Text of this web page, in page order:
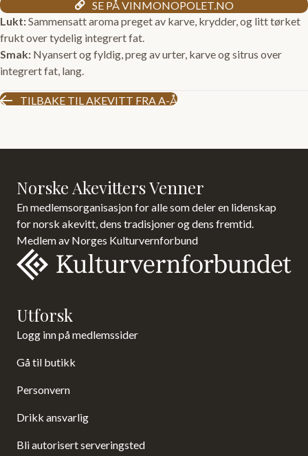
SE PÅ VINMONOPOLET.NO
Lukt:Sammensatt aroma preget av karve, krydder, og litt tørket
frukt over tydelig integrert fat.
Smak: Nyansert og fyldig, preg av urter, karve og sitrus over
integrert fat, lang.
TILBAKE TIL AKEVITT FRA A-Å
Norske Akevitters Venner
En medlemsorganisasjon for alle som deler en lidenskap
for norsk akevitt, dens tradisjoner og dens fremtid.
Medlem av Norges Kulturvernforbund
Utforsk
Logg inn på medlemssider
Gå til butikk
Personvern
Drikk ansvarlig
Bli autorisert serveringsted